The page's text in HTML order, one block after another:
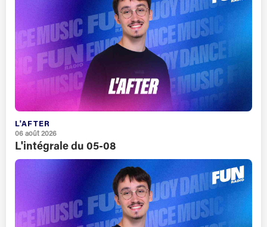
L'AFTER
06 août 2026
L'intégrale du 05-08